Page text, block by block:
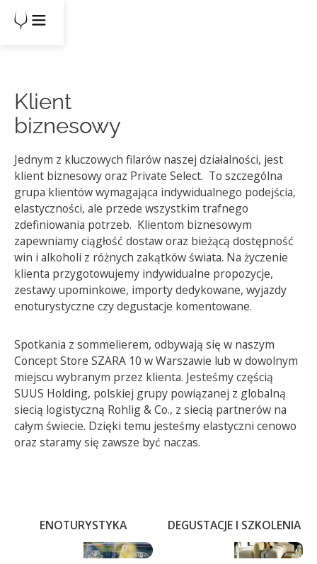
Klient
biznesowy
Jednym z kluczowych filarów naszej działalności, jest
klient biznesowy oraz Private Select. To szczególna
grupa klientów wymagająca indywidualnego podejścia,
elastyczności, ale przede wszystkim trafnego
zdefiniowania potrzeb. Klientom biznesowym
zapewniamy ciągłość dostaw oraz bieżącą dostępność
win i alkoholi z różnych zakątków świata. Na życzenie
klienta przygotowujemy indywidualne propozycje,
zestawy upominkowe, importy dedykowane, wyjazdy
enoturystyczne czy degustacje komentowane.
Spotkania z sommelierem, odbywają się w naszym
Concept Store SZARA 10 w Warszawie lub w dowolnym
miejscu wybranym przez klienta. Jesteśmy częścią
SUUS Holding, polskiej grupy powiązanej z globalną
siecią logistyczną Rohlig & Co., z siecią partnerów na
całym świecie. Dzięki temu jesteśmy elastyczni cenowo
oraz staramy się zawsze być naczas.
ENOTURYSTYKA DEGUSTACJE I SZKOLENIA